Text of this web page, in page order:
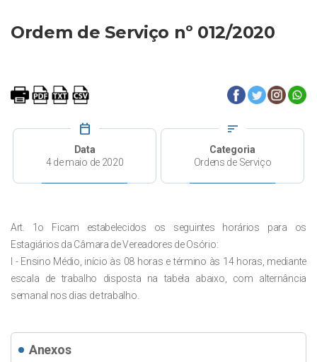
Ordem de Serviço nº 012/2020
calendar_today
Data
4 de maio de 2020
sort
Categoria
Ordens de Serviço
Art. 1o Ficam estabelecidos os seguintes horários para os
Estagiários da Câmara de Vereadores de Osório:
I - Ensino Médio, início às 08 horas e término às 14 horas, mediante
escala de trabalho disposta na tabela abaixo, com alternância
semanal nos dias de trabalho.
Anexos